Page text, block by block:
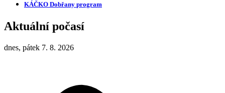
KÁČKO Dobřany program
Aktuální počasí
dnes, pátek 7. 8. 2026